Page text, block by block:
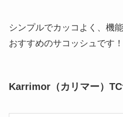
シンプルでカッコよく、機
おすすめのサコッシュです！
Karrimor（カリマー）